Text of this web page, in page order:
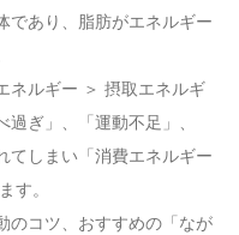
であり、脂肪がエネルギー
ネルギー ＞ 摂取エネルギ
ぎ」、「運動不足」、
てしまい「消費エネルギー
す。
のコツ、おすすめの「なが